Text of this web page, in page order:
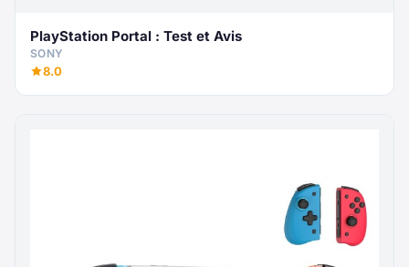
PlayStation Portal : Test et Avis
SONY
8.0